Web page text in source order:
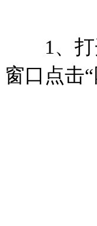
1、打开
窗口点击